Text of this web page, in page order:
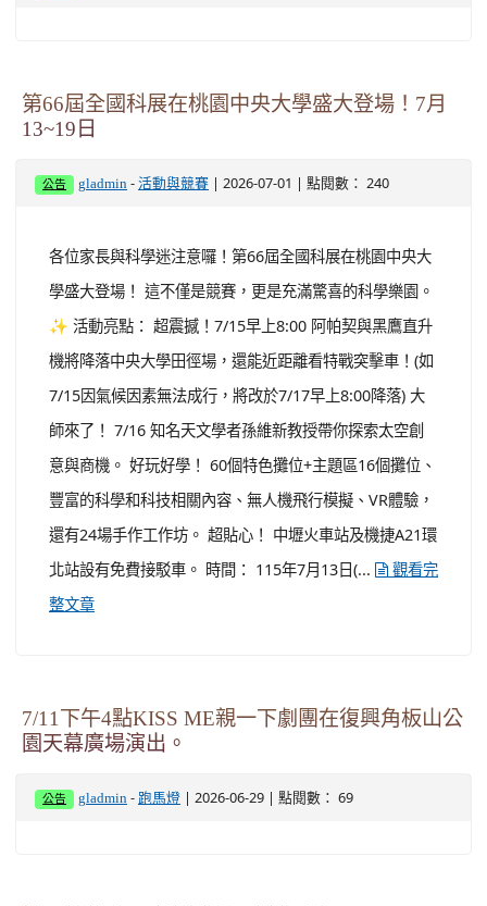
第66屆全國科展在桃園中央大學盛大登場！7月
13~19日
公告 gladmin -活動與競賽 | 2026-07-01 | 點閱數： 240
各位家長與科學迷注意囉！第66屆全國科展在桃園中央大
學盛大登場！ 這不僅是競賽，更是充滿驚喜的科學樂園。
✨ 活動亮點： 超震撼！7/15早上8:00 阿帕契與黑鷹直升
機將降落中央大學田徑場，還能近距離看特戰突擊車！(如
7/15因氣候因素無法成行，將改於7/17早上8:00降落) 大
師來了！ 7/16 知名天文學者孫維新教授帶你探索太空創
意與商機。 好玩好學！ 60個特色攤位+主題區16個攤位、
豐富的科學和科技相關內容、無人機飛行模擬、VR體驗，
還有24場手作工作坊。 超貼心！ 中壢火車站及機捷A21環
北站設有免費接駁車。 時間： 115年7月13日(...
觀看完
整文章
7/11下午4點KISS ME親一下劇團在復興角板山公
園天幕廣場演出。
公告 gladmin - 跑馬燈 | 2026-06-29 | 點閱數： 69